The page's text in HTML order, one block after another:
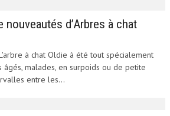
nouveautés d’Arbres à chat
à chat Oldie à été tout spécialement
malades, en surpoids ou de petite
entre les...